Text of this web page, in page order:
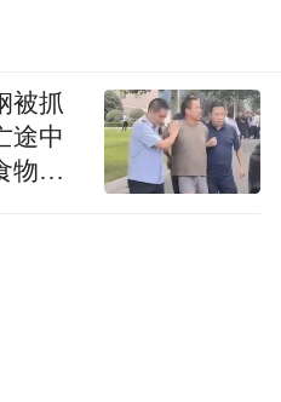
被抓
途中
物被